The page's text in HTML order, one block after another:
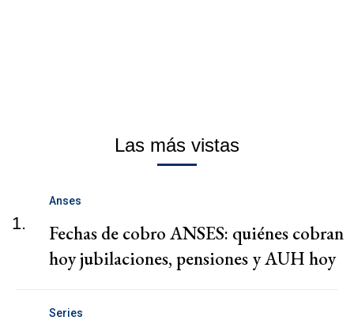
Las más vistas
1.
Anses
Fechas de cobro ANSES: quiénes cobran
hoy jubilaciones, pensiones y AUH hoy
Series